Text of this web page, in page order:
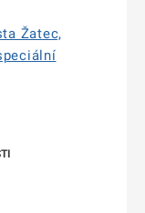
Žatec,